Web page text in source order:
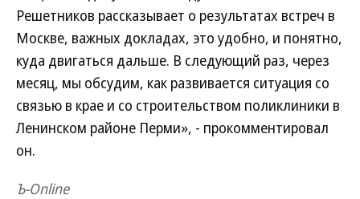
Решетников рассказывает о результатах встреч в
Москве, важных докладах, это удобно, и понятно,
куда двигаться дальше. В следующий раз, через
месяц, мы обсудим, как развивается ситуация со
связью в крае и со строительством поликлиники в
Ленинском районе Перми», - прокомментировал
он.
Ъ-Online